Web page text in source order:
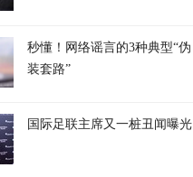
秒懂！网络谣言的3种典型“伪
装套路”
国际足联主席又一桩丑闻曝光